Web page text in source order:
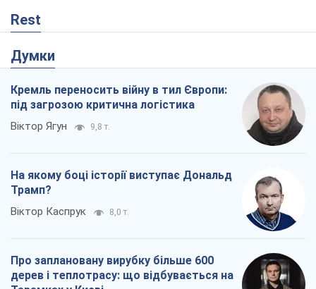
Rest
Думки
Кремль переносить війну в тил Європи:
під загрозою критична логістика
Віктор Ягун 9,8 т.
На якому боці історії виступає Дональд
Трамп?
Віктор Каспрук 8,0 т.
Про заплановану вирубку більше 600
дерев і теплотрасу: що відбувається на